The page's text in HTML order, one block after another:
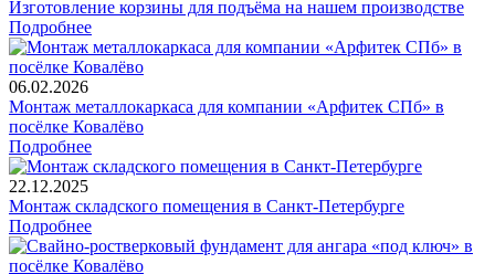
Изготовление корзины для подъёма на нашем производстве
Подробнее
06.02.2026
Монтаж металлокаркаса для компании «Арфитек СПб» в
посёлке Ковалёво
Подробнее
22.12.2025
Монтаж складского помещения в Санкт-Петербурге
Подробнее